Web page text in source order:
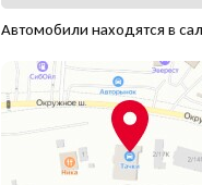
Автомобили находятся в